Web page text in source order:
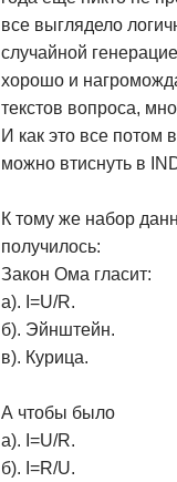
все выглядело
случайной
хорошо и
текстов вопроса,
И как это все потом
можно втиснуть в
К тому же набор
получилось:
Закон Ома гласит:
a). I=U/R.
б). Эйнштейн.
в). Курица.
А чтобы было
a). I=U/R.
б). I=R/U.